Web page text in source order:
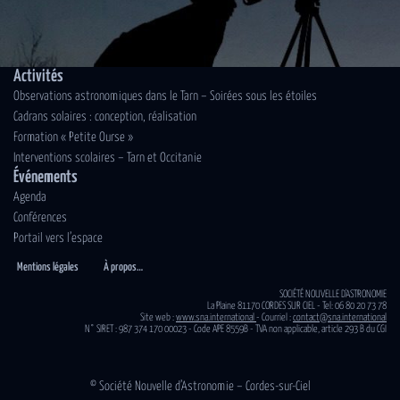
Activités
Observations astronomiques dans le Tarn – Soirées sous les étoiles
Cadrans solaires : conception, réalisation
Formation « Petite Ourse »
Interventions scolaires – Tarn et Occitanie
Événements
Agenda
Conférences
Portail vers l’espace
Mentions légales À propos…
SOCIÉTÉ NOUVELLE D'ASTRONOMIE
La Plaine 81170 CORDES SUR CIEL - Tel: 06 80 20 73 78
Site web :www.sna.international - Courriel :contact@sna.international
N° SIRET : 987 374 170 00023 - Code APE 8559B - TVA non applicable, article 293 B du CGI
© Société Nouvelle d’Astronomie – Cordes-sur-Ciel